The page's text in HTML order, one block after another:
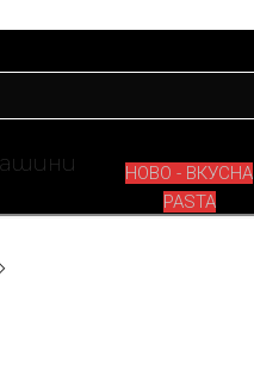
НОВО - ВКУСНА
PASTA